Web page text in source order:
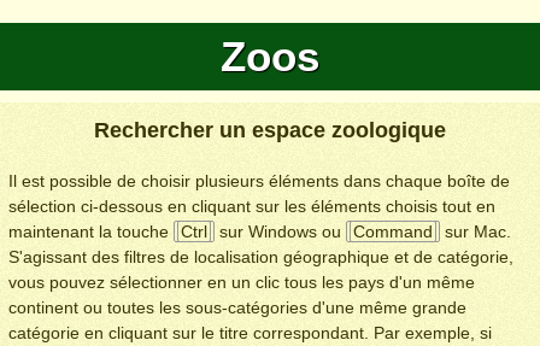
Zoos
Rechercher un espace zoologique
Il est possible de choisir plusieurs éléments dans chaque boîte de
sélection ci-dessous en cliquant sur les éléments choisis tout en
maintenant la touche
Ctrl sur Windows ou Command
sur Mac.
S'agissant des filtres de localisation géographique et de catégorie,
vous pouvez sélectionner en un clic tous les pays d'un même
continent ou toutes les sous-catégories d'une même grande
catégorie en cliquant sur le titre correspondant. Par exemple, si